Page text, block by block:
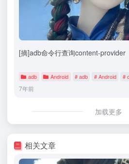
[摘]adb命令行查询content-provider
adb Android # adb # Android #
7年前
加载更多
相关文章